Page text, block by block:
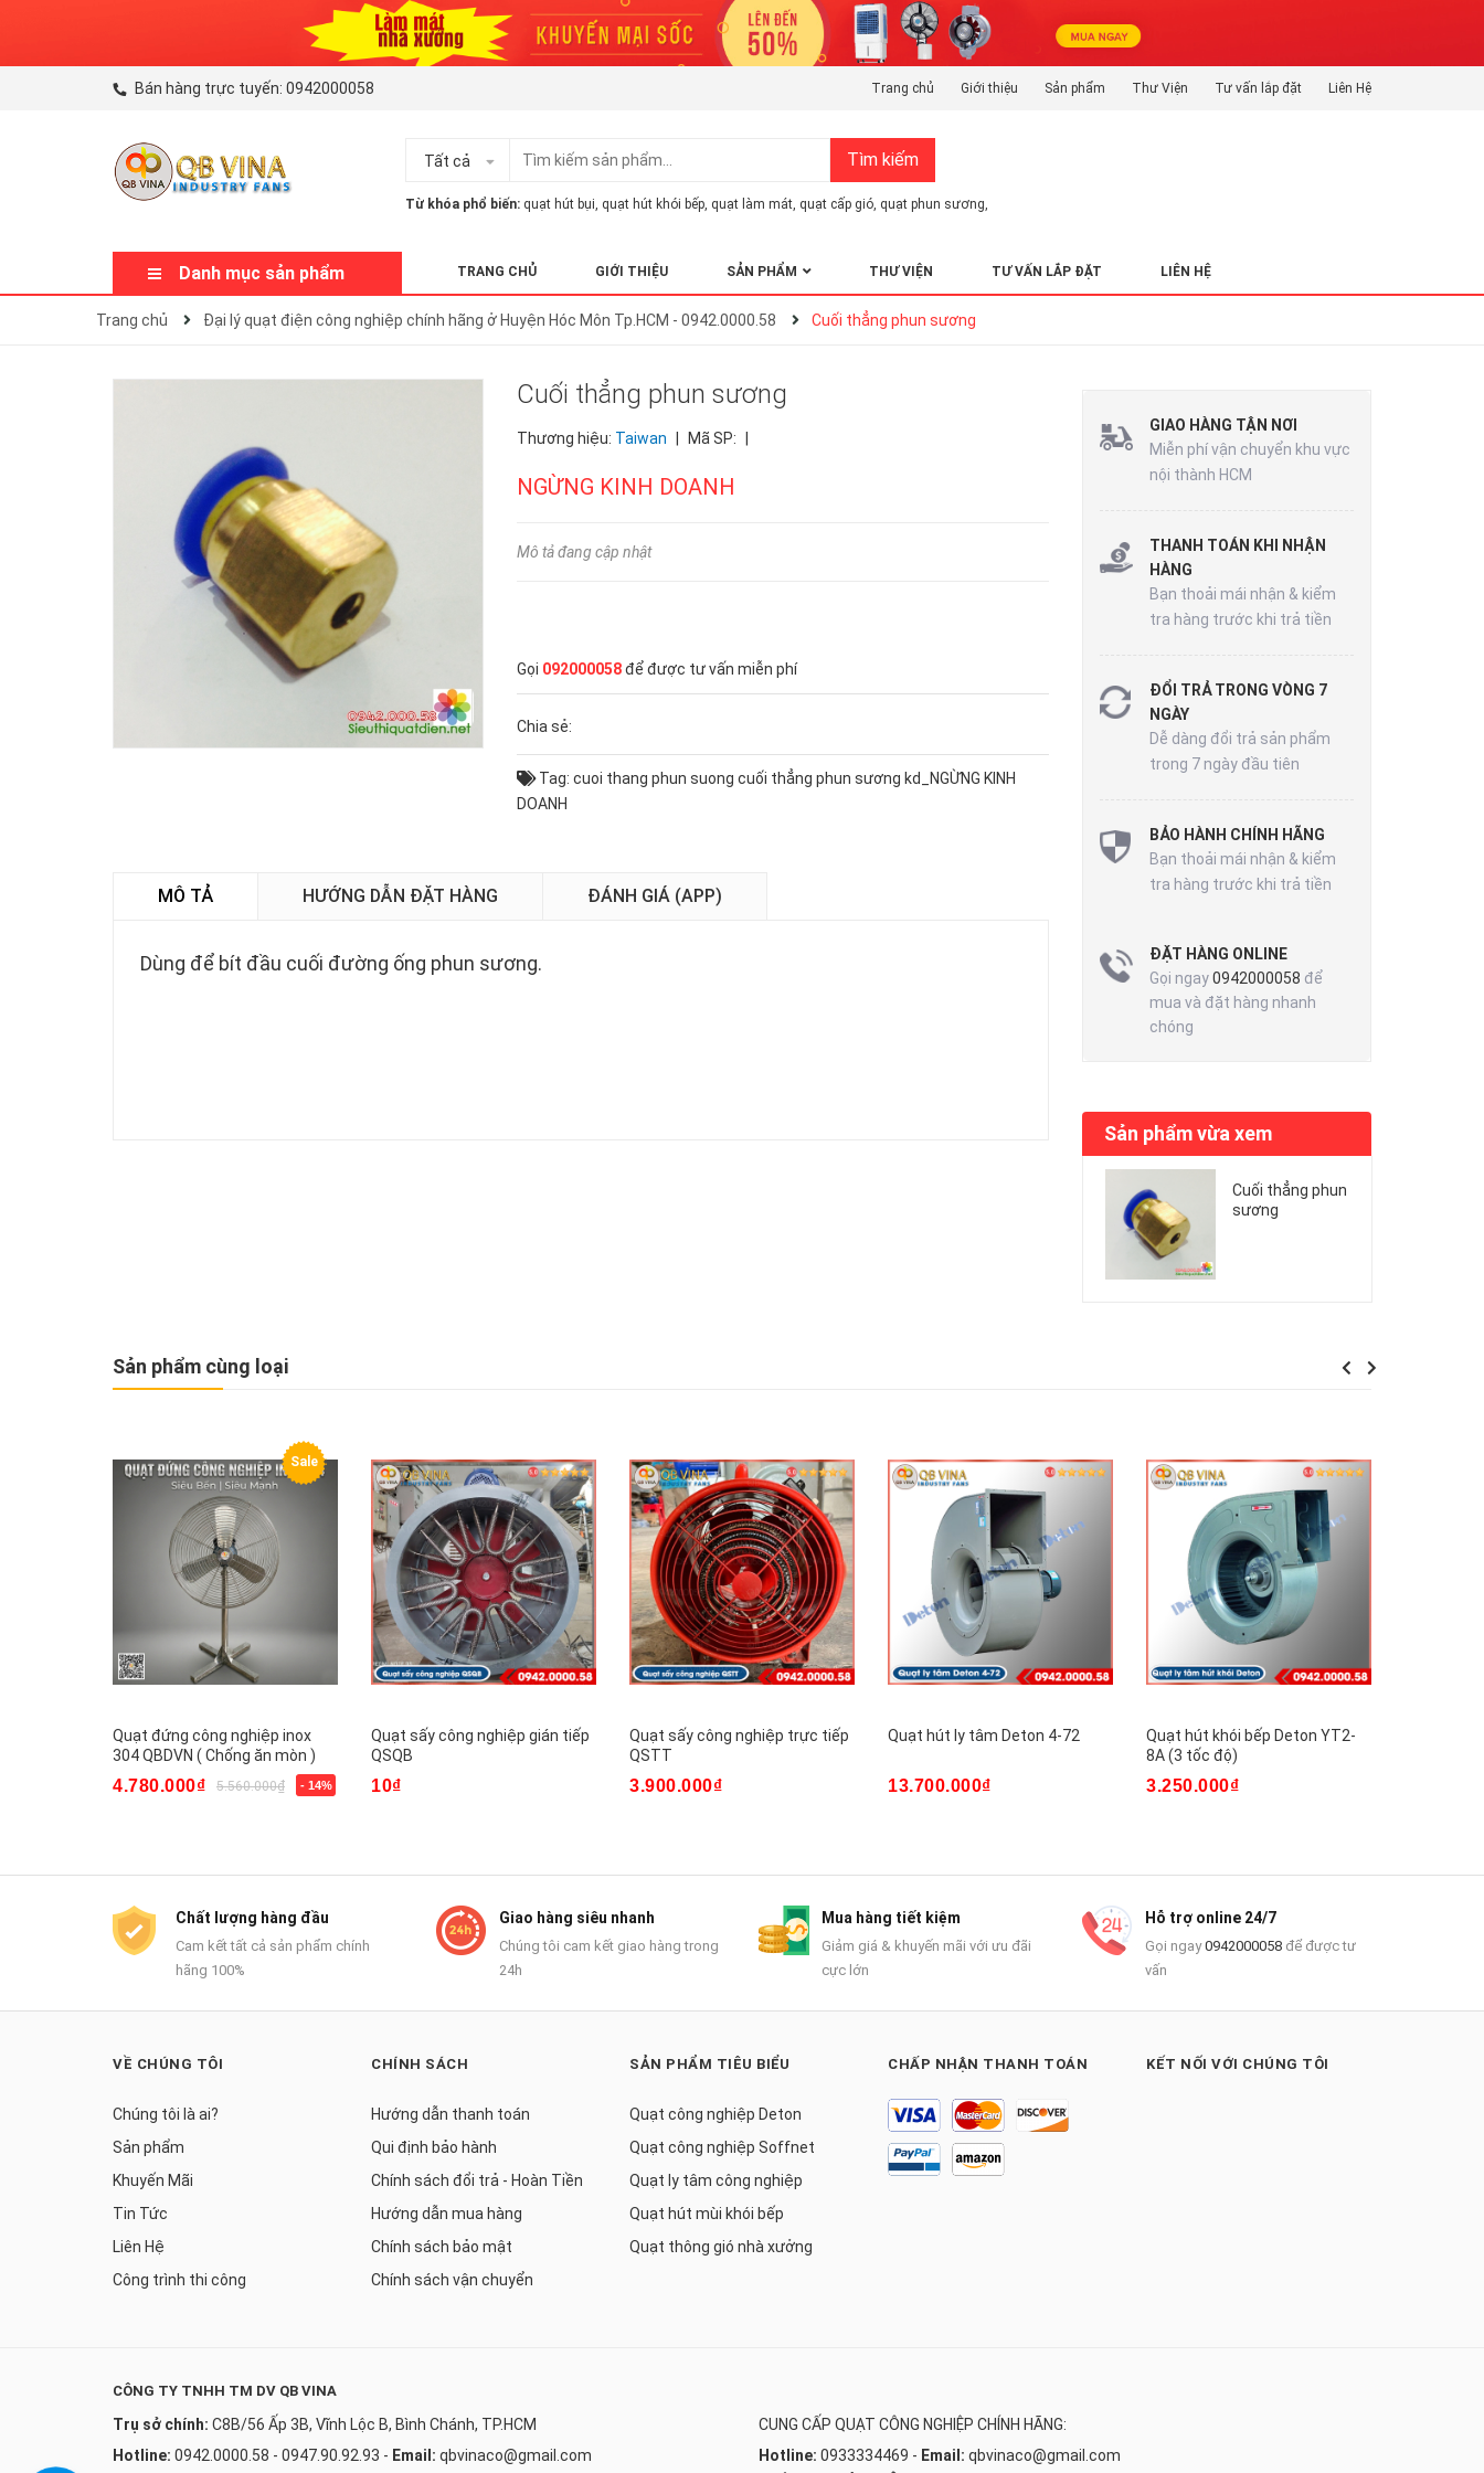
Bán hàng trực tuyến: 0942000058 Trang chủ Giới thiệu Sản phẩm Thư Viện Tư vấn lắp đặt Liên Hệ
Tất cả Tìm kiếm
Từ khóa phổ biến: quạt hút bụi quạt hút khói bếp quạt làm mát quạt cấp gió quạt phun sương
Danh mục sản phẩm TRANG CHỦ GIỚI THIỆU SẢN PHẨM THƯ VIỆN TƯ VẤN LẮP ĐẶT LIÊN HỆ
Trang chủ Đại lý quạt điện công nghiệp chính hãng ở Huyện Hóc Môn Tp.HCM - 0942.0000.58 Cuối thẳng phun sương
Cuối thẳng phun sương
Thương hiệu: Taiwan Mã SP:
NGỪNG KINH DOANH
Mô tả đang cập nhật
Gọi 092000058để được tư vấn miễn phí
Chia sẻ:
Tag: cuoi thang phun suong cuối thẳng phun sương kd_NGỪNG KINH
DOANH
MÔ TẢ HƯỚNG DẪN ĐẶT HÀNG ĐÁNH GIÁ (APP)
Dùng để bít đầu cuối đường ống phun sương.
GIAO HÀNG TẬN NƠI
Miễn phí vận chuyển khu vực
nội thành HCM
THANH TOÁN KHI NHẬN
HÀNG
Bạn thoải mái nhận & kiểm
tra hàng trước khi trả tiền
ĐỔI TRẢ TRONG VÒNG 7
NGÀY
Dễ dàng đổi trả sản phẩm
trong 7 ngày đầu tiên
BẢO HÀNH CHÍNH HÃNG
Bạn thoải mái nhận & kiểm
tra hàng trước khi trả tiền
ĐẶT HÀNG ONLINE
Gọi ngay0942000058 để
mua và đặt hàng nhanh
chóng
Sản phẩm vừa xem
Cuối thẳng phun
sương
Sản phẩm cùng loại Previous
Sale
Quạt đứng công nghiệp inox
304 QBDVN ( Chống ăn mòn )
4.780.000₫ 5.560.000₫ - 14%
Quạt sấy công nghiệp gián tiếp
QSQB
10₫
Quạt sấy công nghiệp trực tiếp
QSTT
3.900.000₫
Quạt hút ly tâm Deton 4-72
13.700.000₫
Quạt hút khói bếp Deton YT2-
8A (3 tốc độ)
3.250.000₫
Next
Chất lượng hàng đầu
Cam kết tất cả sản phẩm chính
hãng 100%
Giao hàng siêu nhanh
Chúng tôi cam kết giao hàng trong
24h
Mua hàng tiết kiệm
Giảm giá & khuyến mãi với ưu đãi
cực lớn
Hỗ trợ online 24/7
Gọi ngay0942000058để được tư
vấn
VỀ CHÚNG TÔI
Chúng tôi là ai?
Sản phẩm
Khuyến Mãi
Tin Tức
Liên Hệ
Công trình thi công
CHÍNH SÁCH
Hướng dẫn thanh toán
Qui định bảo hành
Chính sách đổi trả - Hoàn Tiền
Hướng dẫn mua hàng
Chính sách bảo mật
Chính sách vận chuyển
SẢN PHẨM TIÊU BIỂU
Quạt công nghiệp Deton
Quạt công nghiệp Soffnet
Quạt ly tâm công nghiệp
Quạt hút mùi khói bếp
Quạt thông gió nhà xưởng
CHẤP NHẬN THANH TOÁN KẾT NỐI VỚI CHÚNG TÔI
CÔNG TY TNHH TM DV QB VINA
Trụ sở chính: C8B/56 Ấp 3B, Vĩnh Lộc B, Bình Chánh, TP.HCM
Hotline: 0942.0000.58 - 0947.90.92.93 - Email: qbvinaco@gmail.com
CUNG CẤP QUẠT CÔNG NGHIỆP CHÍNH HÃNG:
Hotline: 0933334469 - Email: qbvinaco@gmail.com